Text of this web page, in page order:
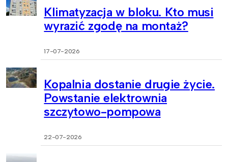
Klimatyzacja w bloku. Kto musi
wyrazić zgodę na montaż?
17-07-2026
Kopalnia dostanie drugie życie.
Powstanie elektrownia
szczytowo-pompowa
22-07-2026